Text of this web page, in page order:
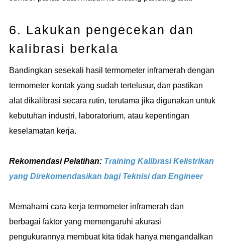
6. Lakukan pengecekan dan
kalibrasi berkala
Bandingkan sesekali hasil termometer inframerah dengan
termometer kontak yang sudah tertelusur, dan pastikan
alat dikalibrasi secara rutin, terutama jika digunakan untuk
kebutuhan industri, laboratorium, atau kepentingan
keselamatan kerja.
Rekomendasi Pelatihan: Training Kalibrasi Kelistrikan
yang Direkomendasikan bagi Teknisi dan Engineer
Memahami cara kerja termometer inframerah dan
berbagai faktor yang memengaruhi akurasi
pengukurannya membuat kita tidak hanya mengandalkan